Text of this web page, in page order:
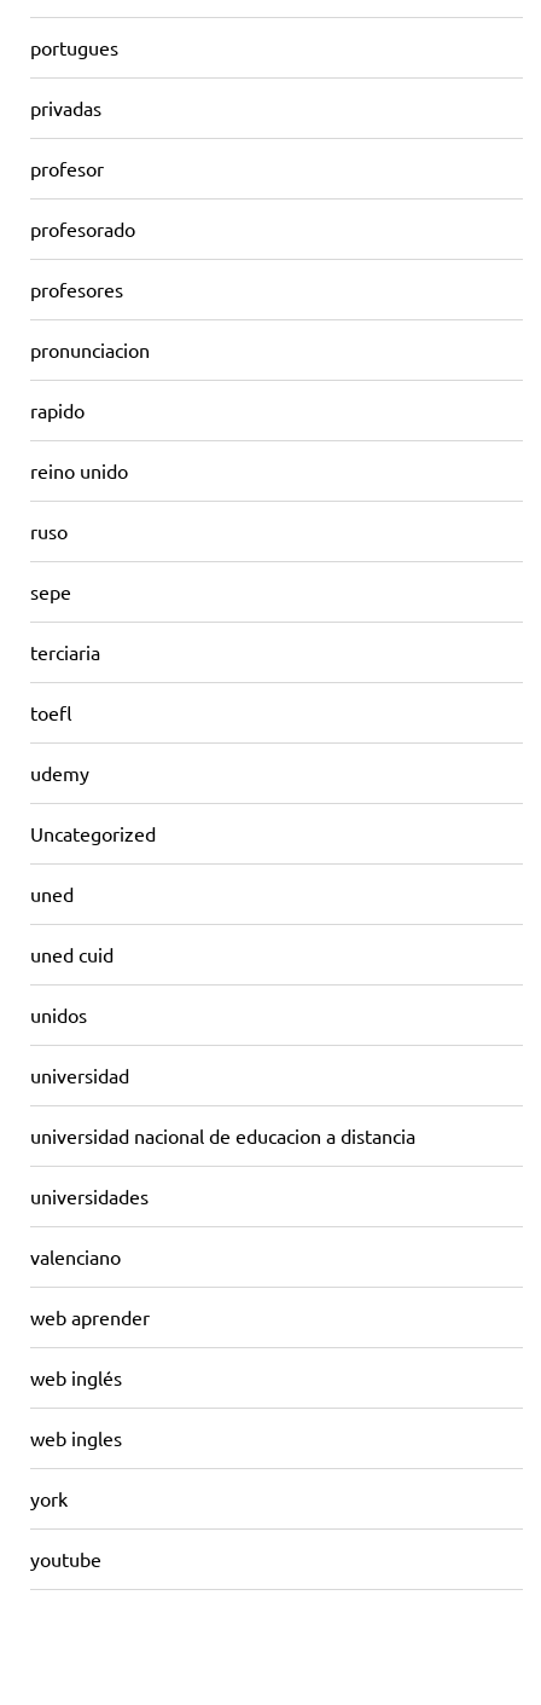
portugues
privadas
profesor
profesorado
profesores
pronunciacion
rapido
reino unido
ruso
sepe
terciaria
toefl
udemy
Uncategorized
uned
uned cuid
unidos
universidad
universidad nacional de educacion a distancia
universidades
valenciano
web aprender
web inglés
web ingles
york
youtube